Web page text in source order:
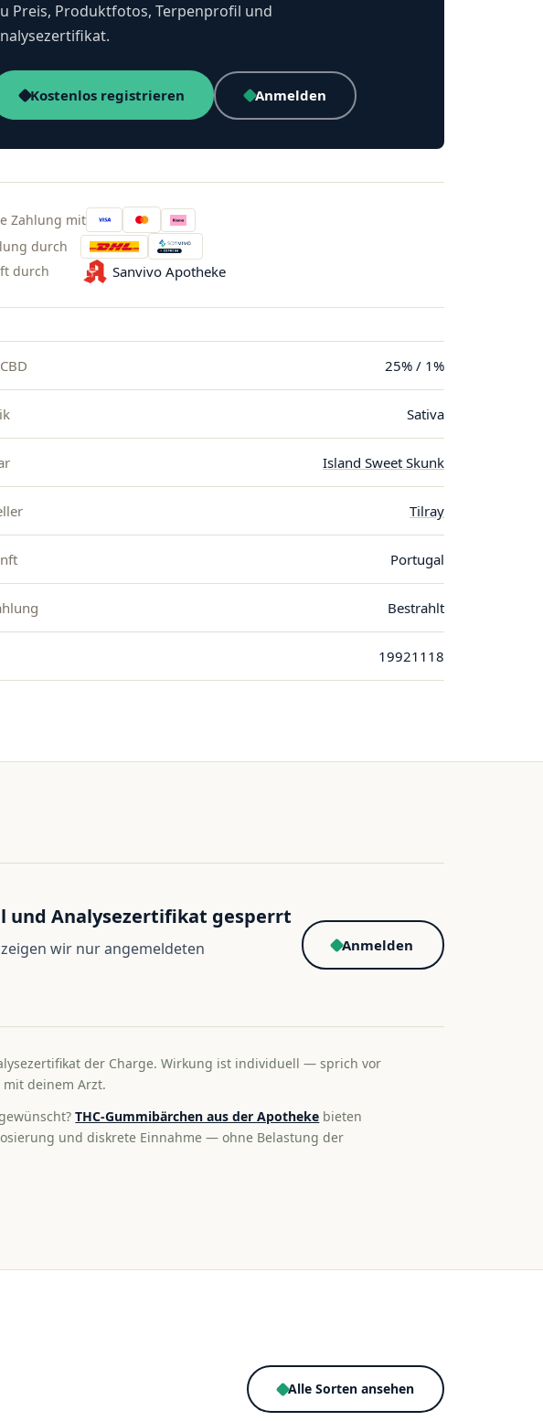
Preis, Produktfotos, Terpenprofil und
Kostenlos registrieren Anmelden
Zahlung mit
durch
durch
Sanvivo Apotheke
25% / 1%
Sativa
Island Sweet Skunk
Tilray
Portugal
Bestrahlt
19921118
und Analysezertifikat gesperrt
wir nur angemeldeten
Anmelden
der Charge. Wirkung ist individuell — sprich vor
deinem Arzt.
THC-Gummibärchen aus der Apotheke bieten
und diskrete Einnahme — ohne Belastung der
Alle Sorten ansehen